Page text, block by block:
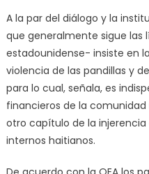
A la par del diálogo y la
que generalmente sigue las
estadounidense- insiste en
violencia de las pandillas y
para lo cual, señala, es
financieros de la
otro capítulo de la
internos haitianos.